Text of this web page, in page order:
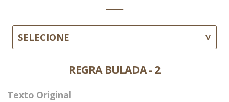
SELECIONE
REGRA BULADA - 2
Texto Original